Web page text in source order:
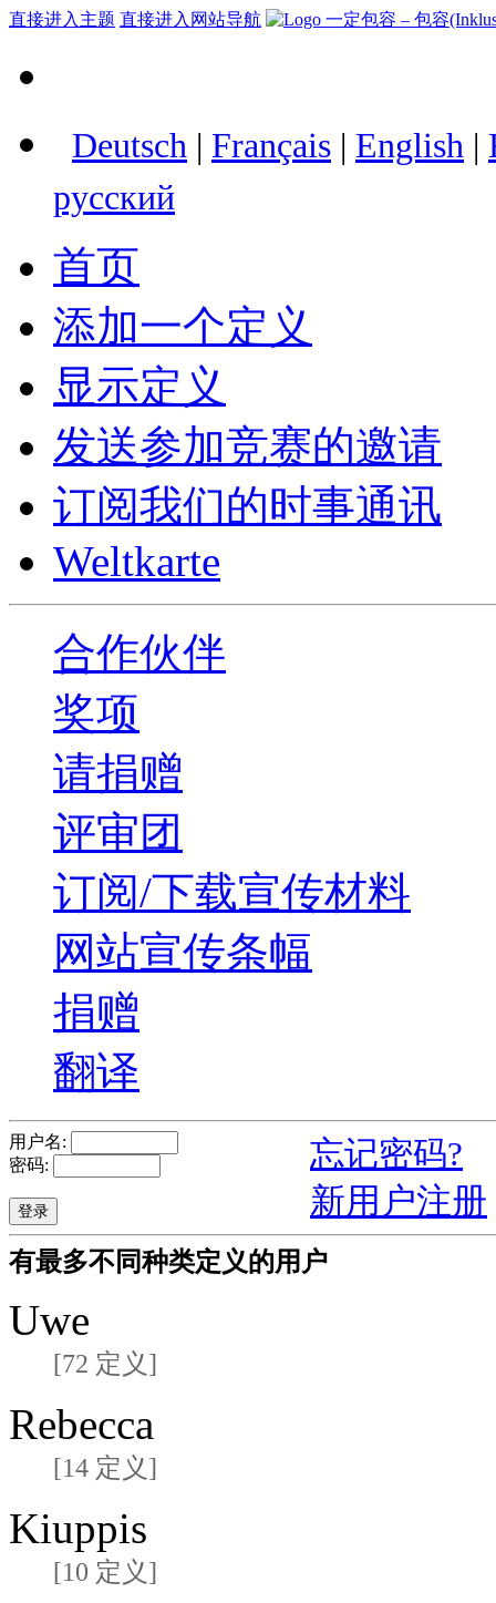
直接进入主题 直接进入网站导航
Deutsch | Français | English |
русский
首页
添加一个定义
显示定义
发送参加竞赛的邀请
订阅我们的时事通讯
Weltkarte
合作伙伴
奖项
请捐赠
评审团
订阅/下载宣传材料
网站宣传条幅
捐赠
翻译
用户名:
密码:
忘记密码?
新用户注册
有最多不同种类定义的用户
Uwe
[72 定义]
Rebecca
[14 定义]
Kiuppis
[10 定义]